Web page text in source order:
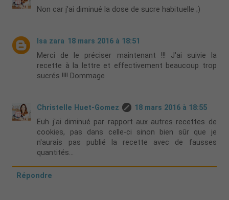
Non car j'ai diminué la dose de sucre habituelle ;)
Isa zara 18 mars 2016 à 18:51
Merci de le préciser maintenant !!! J'ai suivie la
recette à la lettre et effectivement beaucoup trop
sucrés !!!! Dommage
Christelle Huet-Gomez
18 mars 2016 à 18:55
Euh j'ai diminué par rapport aux autres recettes de
cookies, pas dans celle-ci sinon bien sûr que je
n'aurais pas publié la recette avec de fausses
quantités...
Répondre